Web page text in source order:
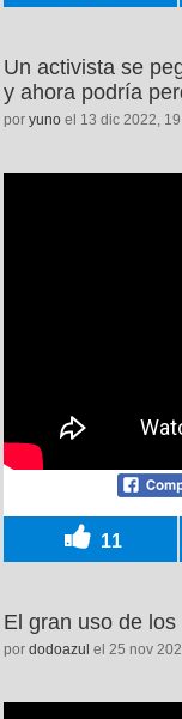
Un activista se
y ahora podría
por yuno el 13 dic 2022,
11
El gran uso de
por dodoazul el 25 nov